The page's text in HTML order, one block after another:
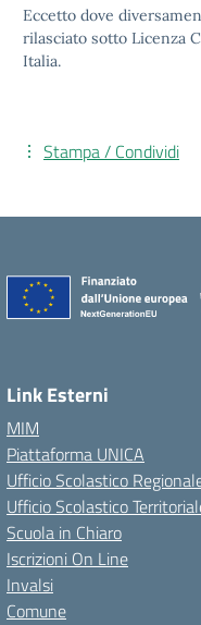
Eccetto dove
rilasciato sotto Licenza
Italia.
Stampa / Condividi
Link Esterni
MIM
Piattaforma UNICA
Ufficio Scolastico
Ufficio Scolastico
Scuola in Chiaro
Iscrizioni On Line
Invalsi
Comune